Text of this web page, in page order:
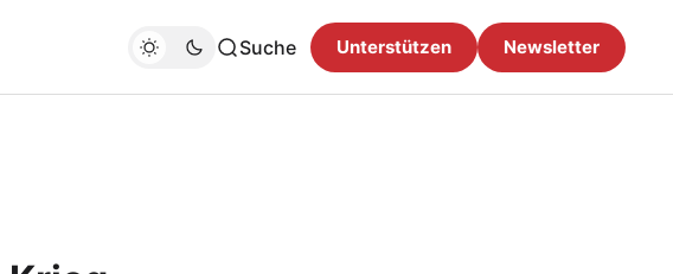
Suche Unterstützen Newsletter